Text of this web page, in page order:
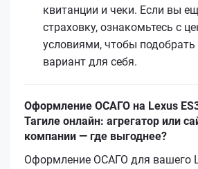
квитанции и чеки. Если вы
страховку, ознакомьтесь с
условиями, чтобы
вариант для себя.
Оформление ОСАГО на Lexus
Тагиле онлайн: агрегатор или
компании — где выгоднее?
Оформление ОСАГО для вашего